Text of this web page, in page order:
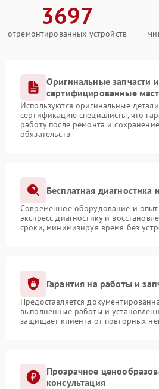
3697
отремонтированных устройств
Оригинальные запчасти и
сертифицированные
Используются оригинальные
сертификацию специалисты, что
работу после ремонта и
обязательств
Бесплатная
Современное оборудование и опыт
экспресс-диагностику и
сроки, минимизируя время без
Гарантия на работы и
Предоставляется
выполненные работы и
защищает клиента от повторных
Прозрачное
консультация